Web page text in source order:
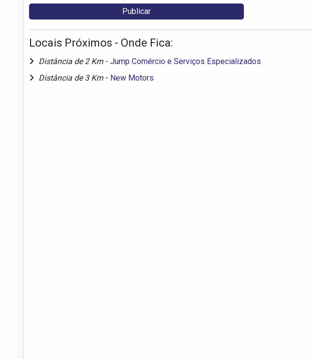
Locais Próximos - Onde Fica:
Distância de 2 Km - Jump Comércio e Serviços Especializados
Distância de 3 Km - New Motors